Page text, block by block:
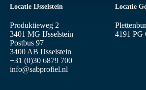
Locatie IJsselstein
Produktieweg 2
3401 MG IJsselstein
Postbus 97
3400 AB IJsselstein
+31 (0)30 6879 700
info@sabprofiel.nl
Locatie
4191 PG